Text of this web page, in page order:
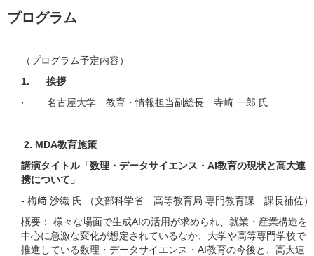
プログラム
（プログラム予定内容）
1. 挨拶​
· 名古屋大学 教育・情報担当副総長 寺崎 一郎 氏
2. MDA教育施策​
講演タイトル「数理・データサイエンス・AI教育の現状と高大連
携について」
- 梅﨑 沙織 氏 （文部科学省 高等教育局 専門教育課 課長補佐）
概要： 様々な場面で生成AIの活用が求められ、就業・産業構造を
中心に急激な変化が想定されているなか、大学や高等専門学校で
推進している数理・データサイエンス・AI教育の今後と、高大連